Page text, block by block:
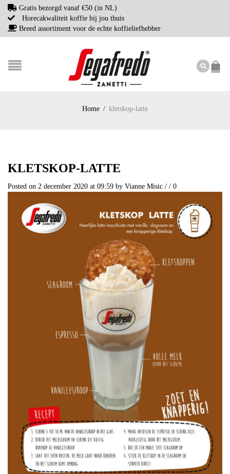
Gratis bezorgd vanaf €50 (in NL)
Horecakwaliteit koffie bij jou thuis
Breed assortiment voor de echte koffieliefhebber
Home / kletskop-latte
KLETSKOP-LATTE
Posted on 2 december 2020 at 09:59 by Vianne Misic / / 0